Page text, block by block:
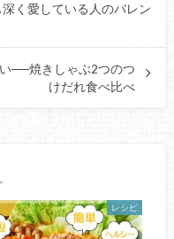
く愛している人のバレン
──焼きしゃぶ2つのつ
けだれ食べ比べ
レシピ